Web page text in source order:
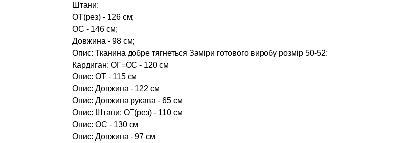
Штани:
ОТ(рез) - 126 см;
ОС - 146 см;
Довжина - 98 см;
Опис: Тканина добре тягнеться Заміри готового виробу розмір 50-52:
Кардиган: ОГ=ОС - 120 см
Опис: ОТ - 115 см
Опис: Довжина - 122 см
Опис: Довжина рукава - 65 см
Опис: Штани: ОТ(рез) - 110 см
Опис: ОС - 130 см
Опис: Довжина - 97 см